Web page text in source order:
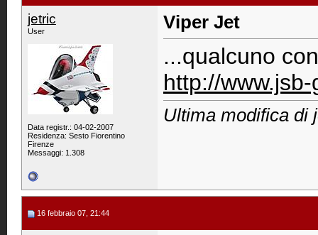
jetric
User
Data registr.: 04-02-2007
Residenza: Sesto Fiorentino
Firenze
Messaggi: 1.308
Viper Jet
...qualcuno
http://
Ultima modifica di
16 febbraio 07, 21:44